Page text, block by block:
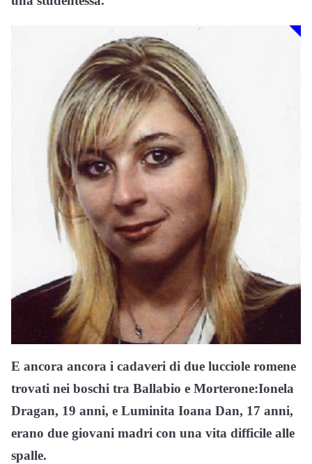
E ancora ancora i cadaveri di due lucciole romene
trovati nei boschi tra Ballabio e Morterone:Ionela
Dragan, 19 anni, e Luminita Ioana Dan, 17 anni,
erano due giovani madri con una vita difficile alle
spalle.